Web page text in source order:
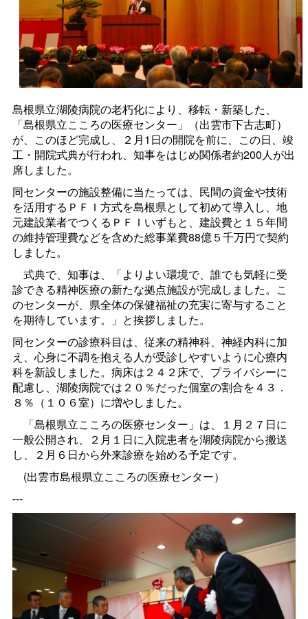
島根県立湖陵病院の老朽化により、移転・新築した、
「島根県立こころの医療センター」（出雲市下古志町）
が、このほど完成し、２月1日の開院を前に、この日、竣
工・開院式典が行われ、知事をはじめ関係者約200人が出
席しました。
同センターの施設整備に当たっては、民間の資金や技術
を活用するＰＦＩ方式を島根県として初めて導入し、地
元建設業者でつくるＰＦＩいずもと、建設費と１５年間
の維持管理費などを含めた総事業費88億５千万円で契約
しました。
式典で、知事は、「よりよい環境で、誰でも気軽に受
診できる精神医療の新たな拠点施設が完成しました。こ
のセンターが、県全体の保健福祉の充実に寄与すること
を期待しています。」と挨拶しました。
同センターの診療科目は、従来の精神科、神経内科に加
え、心身に不調を抱える人が受診しやすいように心療内
科を新設しました。病床は２４２床で、プライバシーに
配慮し、湖陵病院では２０％だった個室の割合を４３．
８％（１０６室）に増やしました。
「島根県立こころの医療センター」は、１月２７日に
一般公開され、２月１日に入院患者を湖陵病院から搬送
し、２月６日から外来診療を始める予定です。
(出雲市島根県立こころの医療センター）
---